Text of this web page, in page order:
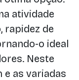
atividade
rapidez de
o ideal
Neste
e as variadas